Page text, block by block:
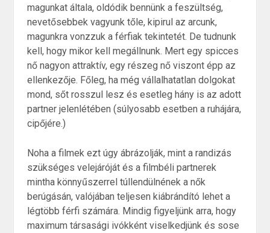
magunkat általa, oldódik bennünk a feszültség,
nevetősebbek vagyunk tőle, kipirul az arcunk,
magunkra vonzzuk a férfiak tekintetét. De tudnunk
kell, hogy mikor kell megállnunk. Mert egy spicces
nő nagyon attraktív, egy részeg nő viszont épp az
ellenkezője. Főleg, ha még vállalhatatlan dolgokat
mond, sőt rosszul lesz és esetleg hány is az adott
partner jelenlétében (súlyosabb esetben a ruhájára,
cipőjére.)
Noha a filmek ezt úgy ábrázolják, mint a randizás
szükséges velejáróját és a filmbéli partnerek
mintha könnyűszerrel túllendülnének a nők
berúgásán, valójában teljesen kiábrándító lehet a
légtöbb férfi számára. Mindig figyeljünk arra, hogy
maximum társasági ivókként viselkedjünk és sose